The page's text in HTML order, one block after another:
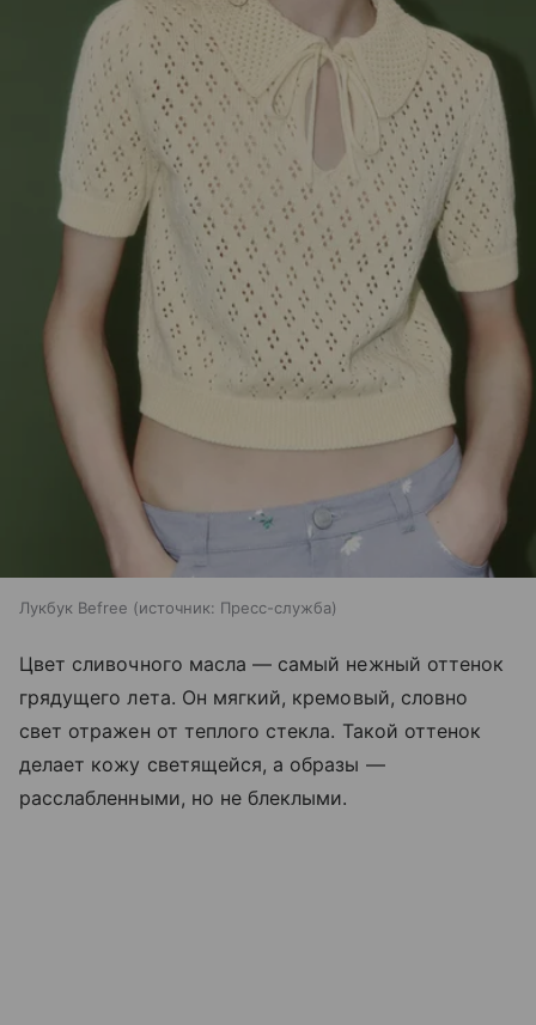
Лукбук Befree источник: Пресс-служба
Цвет сливочного масла — самый нежный оттенок
грядущего лета. Он мягкий, кремовый, словно
свет отражен от теплого стекла. Такой оттенок
делает кожу светящейся, а образы —
расслабленными, но не блеклыми.